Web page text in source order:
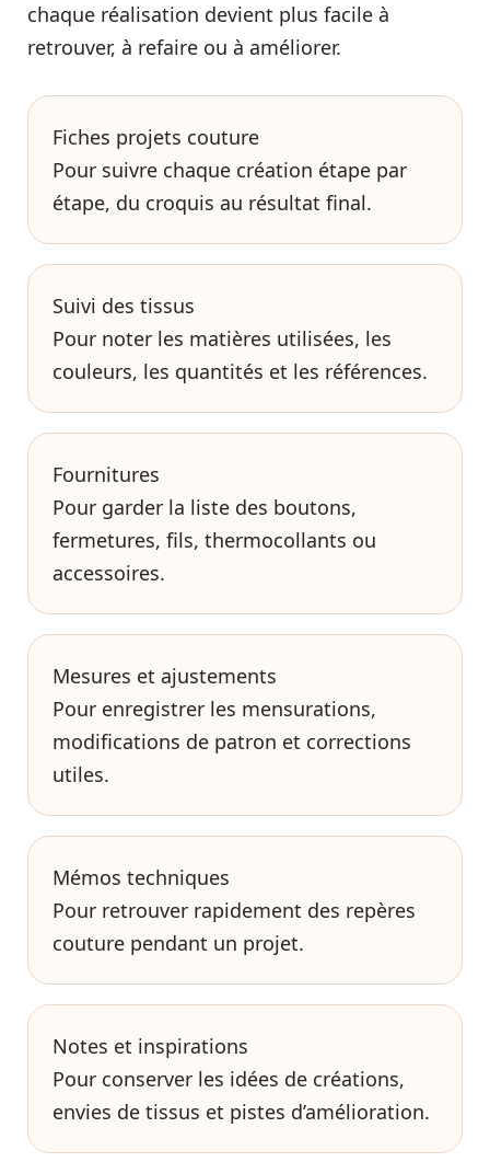
chaque réalisation devient plus facile à
retrouver, à refaire ou à améliorer.
Fiches projets couture
Pour suivre chaque création étape par
étape, du croquis au résultat final.
Suivi des tissus
Pour noter les matières utilisées, les
couleurs, les quantités et les références.
Fournitures
Pour garder la liste des boutons,
fermetures, fils, thermocollants ou
accessoires.
Mesures et ajustements
Pour enregistrer les mensurations,
modifications de patron et corrections
utiles.
Mémos techniques
Pour retrouver rapidement des repères
couture pendant un projet.
Notes et inspirations
Pour conserver les idées de créations,
envies de tissus et pistes d’amélioration.